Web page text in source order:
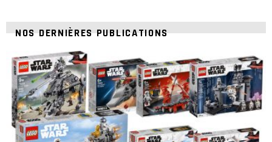
NOS DERNIÈRES PUBLICATIONS